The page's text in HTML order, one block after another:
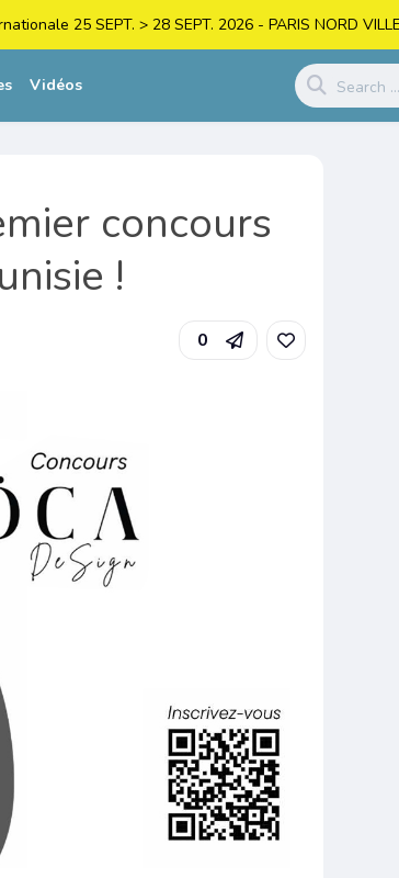
25 SEPT. > 28 SEPT. 2026 - PARIS NORD
Vidéos
concours
!
0